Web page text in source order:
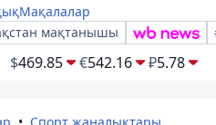
Мақалалар
мақтанышы
$469.85 €542.16 ₽5.78